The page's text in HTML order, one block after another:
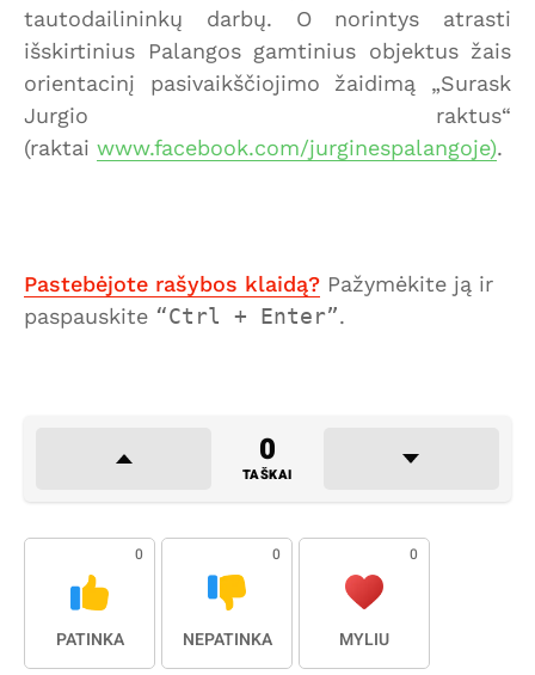
tautodailininkų darbų. O norintys atrasti
išskirtinius Palangos gamtinius objektus žais
orientacinį pasivaikščiojimo žaidimą „Surask
Jurgio raktus“
(raktai www.facebook.com/jurginespalangoje).
Pastebėjote rašybos klaidą? Pažymėkite ją ir
paspauskite
Ctrl + Enter .
0
TAŠKAI
0
PATINKA
0
NEPATINKA
0
MYLIU